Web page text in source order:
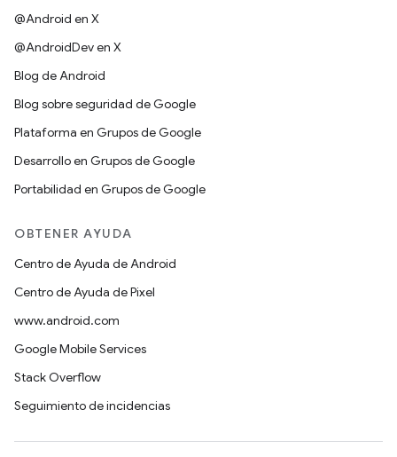
@Android en X
@AndroidDev en X
Blog de Android
Blog sobre seguridad de Google
Plataforma en Grupos de Google
Desarrollo en Grupos de Google
Portabilidad en Grupos de Google
OBTENER AYUDA
Centro de Ayuda de Android
Centro de Ayuda de Pixel
www.android.com
Google Mobile Services
Stack Overflow
Seguimiento de incidencias